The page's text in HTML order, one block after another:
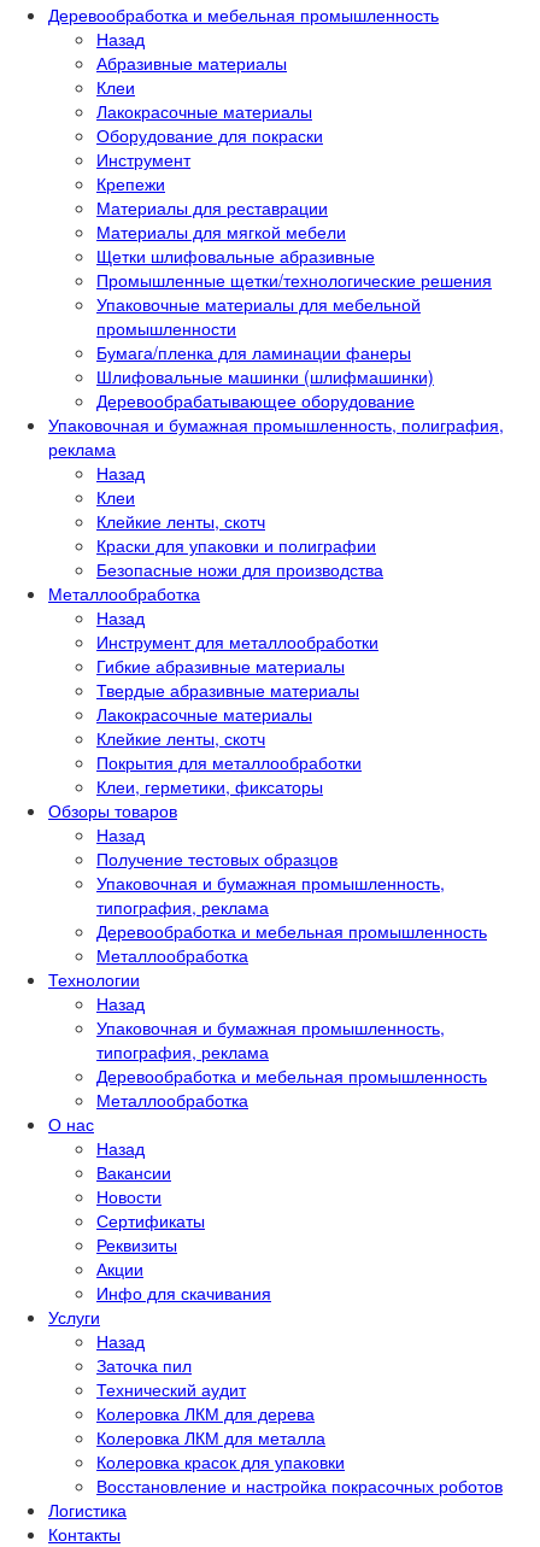
Деревообработка и мебельная промышленность
Назад
Абразивные материалы
Клеи
Лакокрасочные материалы
Оборудование для покраски
Инструмент
Крепежи
Материалы для реставрации
Материалы для мягкой мебели
Щетки шлифовальные абразивные
Промышленные щетки/технологические решения
Упаковочные материалы для мебельной
промышленности
Бумага/пленка для ламинации фанеры
Шлифовальные машинки (шлифмашинки)
Деревообрабатывающее оборудование
Упаковочная и бумажная промышленность, полиграфия,
реклама
Назад
Клеи
Клейкие ленты, скотч
Краски для упаковки и полиграфии
Безопасные ножи для производства
Металлообработка
Назад
Инструмент для металлообработки
Гибкие абразивные материалы
Твердые абразивные материалы
Лакокрасочные материалы
Клейкие ленты, скотч
Покрытия для металлообработки
Клеи, герметики, фиксаторы
Обзоры товаров
Назад
Получение тестовых образцов
Упаковочная и бумажная промышленность,
типография, реклама
Деревообработка и мебельная промышленность
Металлообработка
Технологии
Назад
Упаковочная и бумажная промышленность,
типография, реклама
Деревообработка и мебельная промышленность
Металлообработка
О нас
Назад
Вакансии
Новости
Сертификаты
Реквизиты
Акции
Инфо для скачивания
Услуги
Назад
Заточка пил
Технический аудит
Колеровка ЛКМ для дерева
Колеровка ЛКМ для металла
Колеровка красок для упаковки
Восстановление и настройка покрасочных роботов
Логистика
Контакты